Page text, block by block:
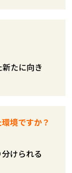
たに向き
境ですか？
けられる